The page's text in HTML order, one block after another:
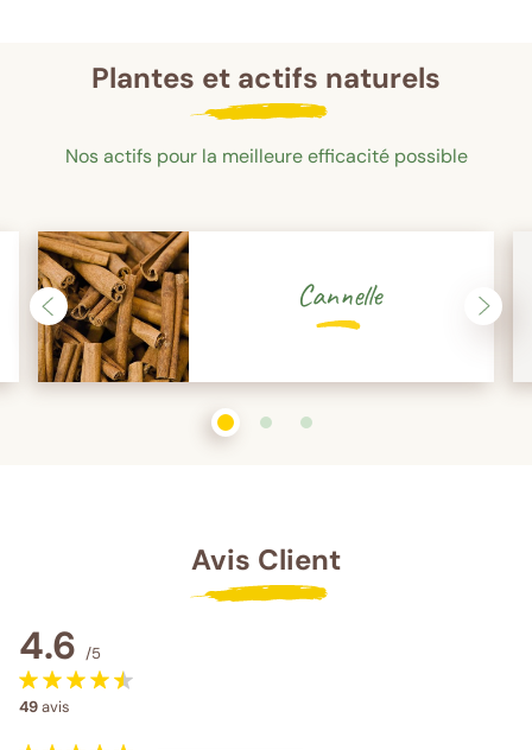
Plantes et actifs naturels
Nos actifs pour la meilleure efficacité possible
Cannelle
1
sur 3 2sur 3 3sur 3
Avis Client
4.6 /5
49avis